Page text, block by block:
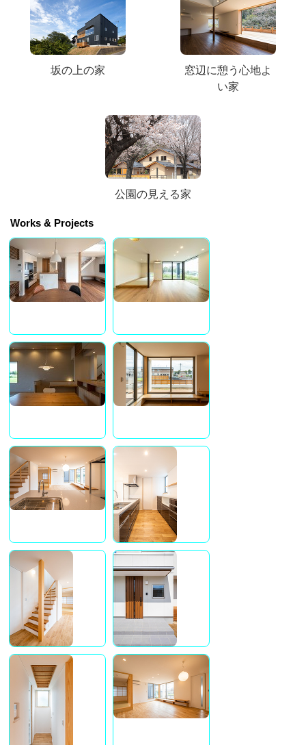
坂の上の家
窓辺に憩う心地よ
い家
公園の見える家
Works & Projects